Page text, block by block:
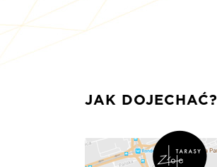
JAK DOJECHAĆ?